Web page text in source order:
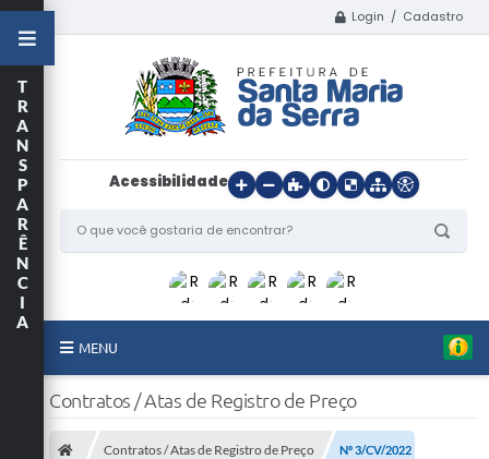
Login / Cadastro
Acessibilidade
MENU
Início
T
R
A
N
S
P
A
R
Ê
N
C
I
A
Contratos / Atas de Registro de Preço
Contratos / Atas de Registro de Preço Nº 3/CV/2022